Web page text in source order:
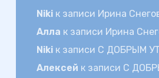
Nikiк записи Ирина
Алла к записи Ирина
Nikiк записи С ДОБРЫМ
Алексей к записи С